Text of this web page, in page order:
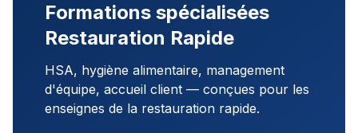
Formations spécialisées
Restauration Rapide
HSA, hygiène alimentaire, management
d'équipe, accueil client — conçues pour les
enseignes de la restauration rapide.